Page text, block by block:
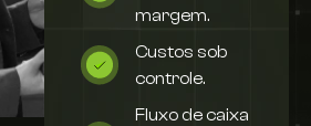
margem.
Custos sob
controle.
Fluxo de caixa